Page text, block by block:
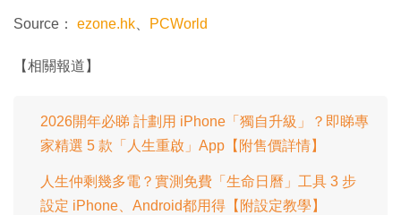
:
1
Source： ezone.hk PCWorld
【相關報道】
2026開年必睇 計劃用 iPhone「獨自升級」？即睇專
家精選 5 款「人生重啟」App【附售價詳情】
人生仲剩幾多電？實測免費「生命日曆」工具 3 步
設定 iPhone、Android都用得【附設定教學】